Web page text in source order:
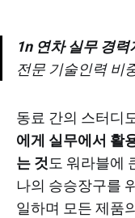
1n 연차 실무 경
전문 기술인력 비
동료 간의 스터디
에게 실무에서 활
는 것 도 워라블에
나의 승승장구를
일하며 모든 제품